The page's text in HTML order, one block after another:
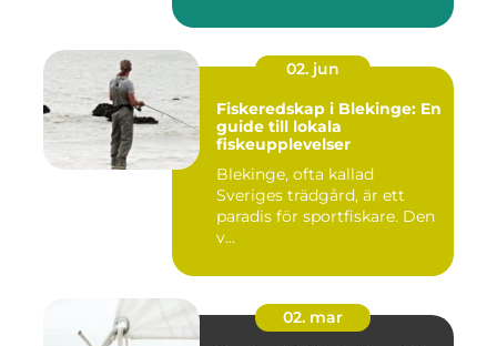
02. jun
Fiskeredskap i Blekinge: En
guide till lokala
fiskeupplevelser
Blekinge, ofta kallad
Sveriges trädgård, är ett
paradis för sportfiskare. Den
v...
02. mar